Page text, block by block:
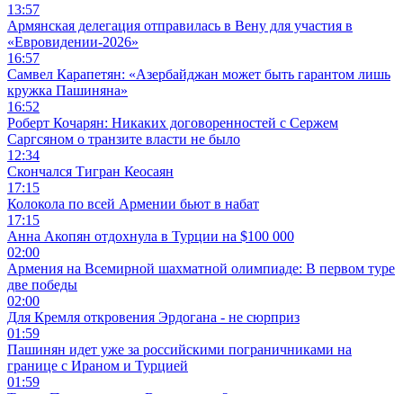
13:57
Армянская делегация отправилась в Вену для участия в
«Евровидении-2026»
16:57
Самвел Карапетян: «Азербайджан может быть гарантом лишь
кружка Пашиняна»
16:52
Роберт Кочарян: Никаких договоренностей с Сержем
Саргсяном о транзите власти не было
12:34
Скончался Тигран Кеосаян
17:15
Колокола по всей Армении бьют в набат
17:15
Анна Акопян отдохнула в Турции на $100 000
02:00
Армения на Всемирной шахматной олимпиаде: В первом туре
две победы
02:00
Для Кремля откровения Эрдогана - не сюрприз
01:59
Пашинян идет уже за российскими пограничниками на
границе с Ираном и Турцией
01:59